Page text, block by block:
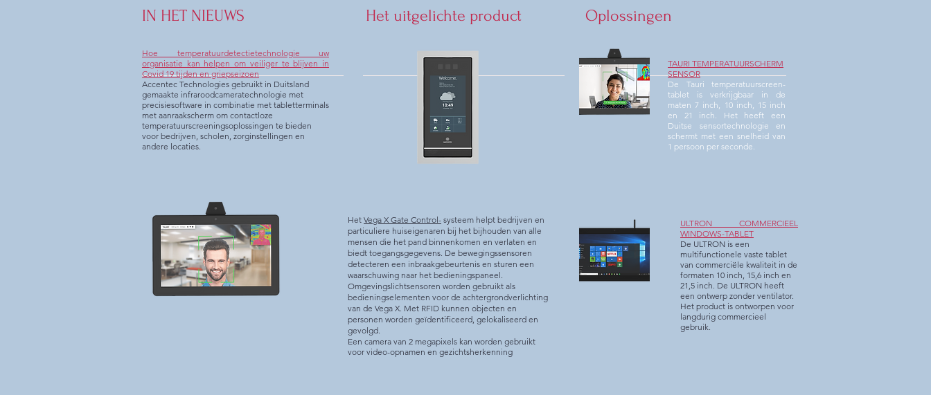
IN HET NIEUWS Het uitgelichte product Oplossingen
Hoe temperatuurdetectietechnologie uw
organisatie kan helpen om veiliger te blijven in
Covid 19 tijden en griepseizoen
Accentec Technologies gebruikt in Duitsland
gemaakte infraroodcameratechnologie met
precisiesoftware in combinatie met tabletterminals
met aanraakscherm om contactloze
temperatuurscreeningsoplossingen te bieden
voor bedrijven, scholen, zorginstellingen en
andere locaties.
TAURI TEMPERATUURSCHERM
SENSOR
De Tauri temperatuurscreen-
tablet is verkrijgbaar in de
maten 7 inch, 10 inch, 15 inch
en 21 inch. Het heeft een
Duitse sensortechnologie en
schermt met een snelheid van
1 persoon per seconde.
Het Vega X Gate Control- systeem helpt bedrijven en
particuliere huiseigenaren bij het bijhouden van alle
mensen die het pand binnenkomen en verlaten en
biedt toegangsgegevens. De bewegingssensoren
detecteren een inbraakgebeurtenis en sturen een
waarschuwing naar het bedieningspaneel.
Omgevingslichtsensoren worden gebruikt als
bedieningselementen voor de achtergrondverlichting
van de Vega X. Met RFID kunnen objecten en
personen worden geïdentificeerd, gelokaliseerd en
gevolgd.
Een camera van 2 megapixels kan worden gebruikt
voor video-opnamen en gezichtsherkenning
ULTRON COMMERCIEEL
WINDOWS-TABLET
De ULTRON is een
multifunctionele vaste tablet
van commerciële kwaliteit in de
formaten 10 inch, 15,6 inch en
21,5 inch. De ULTRON heeft
een ontwerp zonder ventilator.
Het product is ontworpen voor
langdurig commercieel
gebruik.